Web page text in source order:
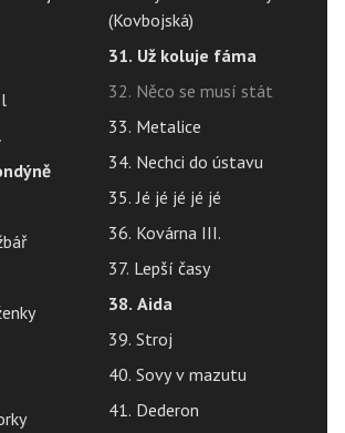
(Kovbojská)
31. Už koluje fáma
32. Něco se musí stát
33. Metalice
34. Nechci do ústavu
35. Jé jé jé jé jé
36. Kovárna III.
37. Lepší časy
38. Aida
39. Stroj
40. Sovy v mazutu
41. Dederon